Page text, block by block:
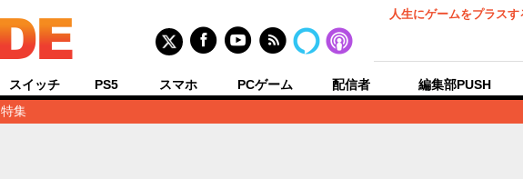
人生にゲームをプラスす
特集
スイッチ PS5 スマホ PCゲーム 配信者 編集部PUSH